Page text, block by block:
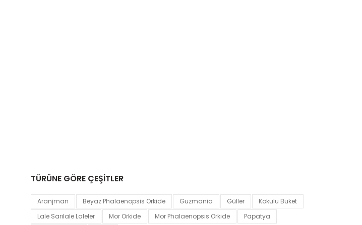
TÜRÜNE GÖRE ÇEŞİTLER
Aranjman Beyaz Phalaenopsis Orkide Guzmania Güller
Kokulu Buket
Lale Sarılale Laleler
Mor Orkide Mor Phalaenopsis Orkide Papatya